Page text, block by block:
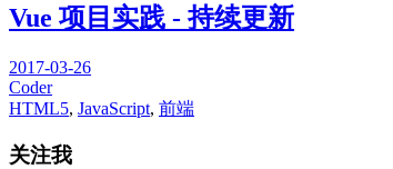
Vue 项目实践 - 持续更新
2017-03-26
Coder
HTML5, JavaScript, 前端
关注我